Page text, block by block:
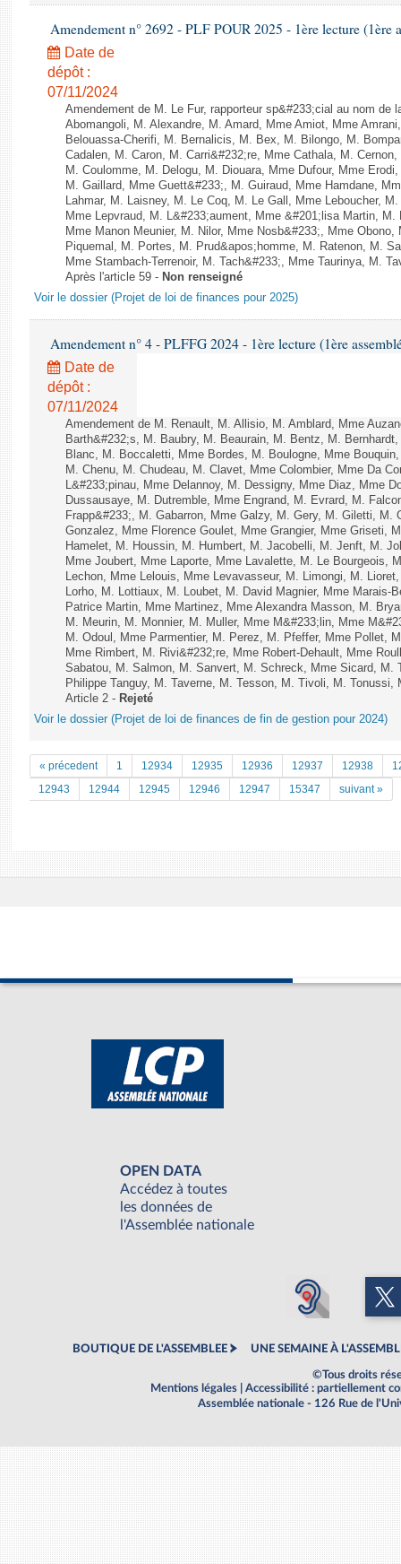
Amendement n° 2692 - PLF POUR 2025 - 1ère lecture (1ère
Date de
dépôt :
07/11/2024
Amendement de M. Le Fur, rapporteur sp&#233;cial au nom de
Abomangoli, M. Alexandre, M. Amard, Mme Amiot, Mme
Belouassa-Cherifi, M. Bernalicis, M. Bex, M. Bilongo, M.
Cadalen, M. Caron, M. Carri&#232;re, Mme Cathala, M.
M. Coulomme, M. Delogu, M. Diouara, Mme Dufour, Mme
M. Gaillard, Mme Guett&#233;, M. Guiraud, Mme Hamdane,
Lahmar, M. Laisney, M. Le Coq, M. Le Gall, Mme Leboucher,
Mme Lepvraud, M. L&#233;aument, Mme &#201;lisa Martin,
Mme Manon Meunier, M. Nilor, Mme Nosb&#233;, Mme
Piquemal, M. Portes, M. Prud&apos;homme, M. Ratenon, M.
Mme Stambach-Terrenoir, M. Tach&#233;, Mme Taurinya, M.
Après l'article 59 - Non renseigné
Voir le dossier (Projet de loi de finances pour 2025)
Amendement n° 4 - PLFFG 2024 - 1ère lecture (1ère
Date de
dépôt :
07/11/2024
Amendement de M. Renault, M. Allisio, M. Amblard, Mme
Barth&#232;s, M. Baubry, M. Beaurain, M. Bentz, M.
Blanc, M. Boccaletti, Mme Bordes, M. Boulogne, Mme
M. Chenu, M. Chudeau, M. Clavet, Mme Colombier, Mme Da
L&#233;pinau, Mme Delannoy, M. Dessigny, Mme Diaz, Mme
Dussausaye, M. Dutremble, Mme Engrand, M. Evrard, M.
Frapp&#233;, M. Gabarron, Mme Galzy, M. Gery, M. Giletti,
Gonzalez, Mme Florence Goulet, Mme Grangier, Mme Griseti,
Hamelet, M. Houssin, M. Humbert, M. Jacobelli, M. Jenft, M.
Mme Joubert, Mme Laporte, Mme Lavalette, M. Le Bourgeois,
Lechon, Mme Lelouis, Mme Levavasseur, M. Limongi, M.
Lorho, M. Lottiaux, M. Loubet, M. David Magnier, Mme Marais-
Patrice Martin, Mme Martinez, Mme Alexandra Masson, M.
M. Meurin, M. Monnier, M. Muller, Mme M&#233;lin, Mme
M. Odoul, Mme Parmentier, M. Perez, M. Pfeffer, Mme Pollet,
Mme Rimbert, M. Rivi&#232;re, Mme Robert-Dehault, Mme
Sabatou, M. Salmon, M. Sanvert, M. Schreck, Mme Sicard, M.
Philippe Tanguy, M. Taverne, M. Tesson, M. Tivoli, M.
Article 2 - Rejeté
Voir le dossier (Projet de loi de finances de fin de gestion pour 2024)
« précedent 1 12934 12935 12936 12937 12938
12943
12944 12945 12946 12947 15347 suivant »
OPEN DATA
Accédez à toutes
les données de
l'Assemblée nationale
BOUTIQUE DE L'ASSEMBLEE UNE SEMAINE À
©Tous droits
Mentions légales
Accessibilité : partiellement
Assemblée nationale - 126 Rue de